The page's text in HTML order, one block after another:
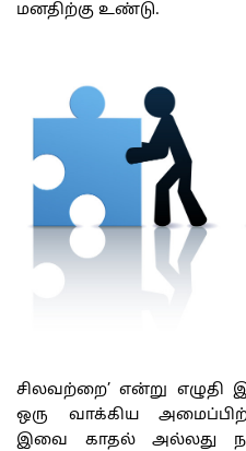
மனதிற்கு உண்டு.
சிலவற்றை’ என்று எழுதி
ஒரு வாக்கிய
இவை காதல் அல்லது